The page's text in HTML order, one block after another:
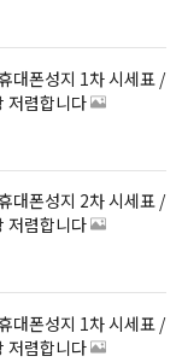
저렴합니다
저렴합니다
저렴합니다